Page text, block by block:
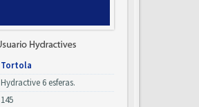
Tortola
Hydractive 6 esferas.
145